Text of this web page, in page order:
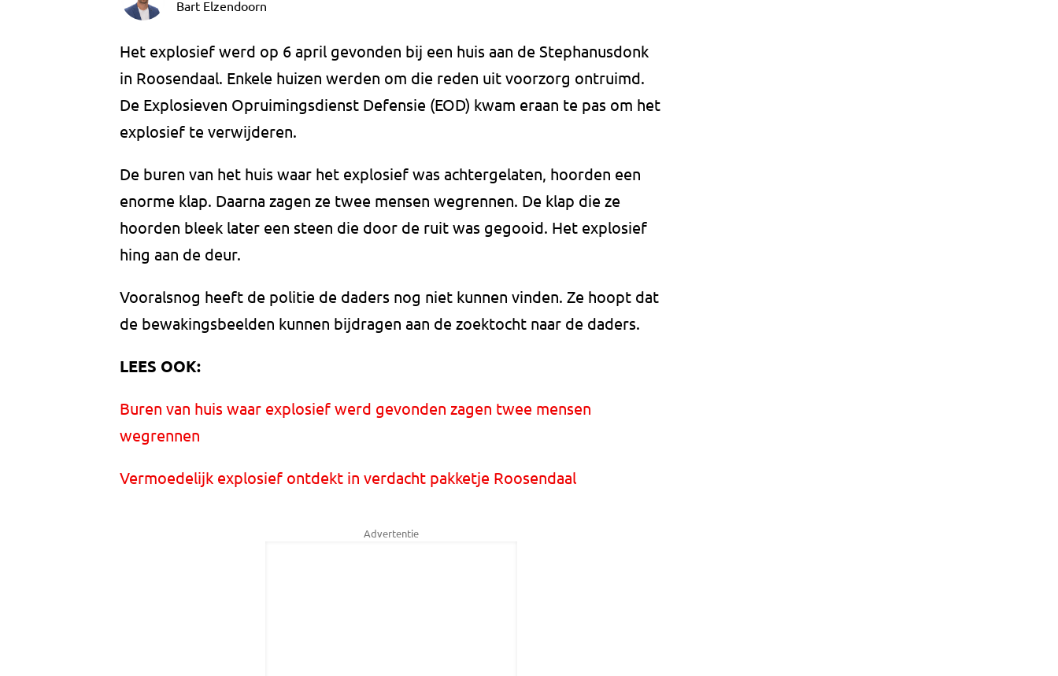
Bart Elzendoorn
Het explosief werd op 6 april gevonden bij een huis aan de Stephanusdonk
in Roosendaal. Enkele huizen werden om die reden uit voorzorg ontruimd.
De Explosieven Opruimingsdienst Defensie (EOD) kwam eraan te pas om het
explosief te verwijderen.
De buren van het huis waar het explosief was achtergelaten, hoorden een
enorme klap. Daarna zagen ze twee mensen wegrennen. De klap die ze
hoorden bleek later een steen die door de ruit was gegooid. Het explosief
hing aan de deur.
Vooralsnog heeft de politie de daders nog niet kunnen vinden. Ze hoopt dat
de bewakingsbeelden kunnen bijdragen aan de zoektocht naar de daders.
LEES OOK:
Buren van huis waar explosief werd gevonden zagen twee mensen
wegrennen
Vermoedelijk explosief ontdekt in verdacht pakketje Roosendaal
Advertentie